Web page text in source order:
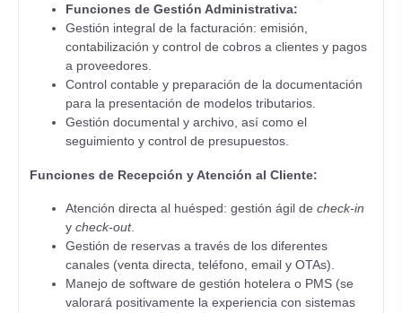
Funciones de Gestión Administrativa:
Gestión integral de la facturación: emisión,
contabilización y control de cobros a clientes y pagos
a proveedores.
Control contable y preparación de la documentación
para la presentación de modelos tributarios.
Gestión documental y archivo, así como el
seguimiento y control de presupuestos.
Funciones de Recepción y Atención al Cliente:
Atención directa al huésped: gestión ágil de check-in
y check-out.
Gestión de reservas a través de los diferentes
canales (venta directa, teléfono, email y OTAs).
Manejo de software de gestión hotelera o PMS (se
valorará positivamente la experiencia con sistemas